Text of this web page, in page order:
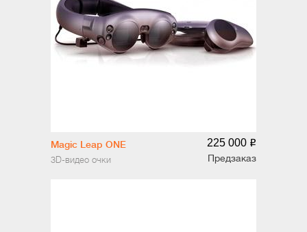
Magic Leap ONE
3D-видео очки
225 000 o
Предзаказ